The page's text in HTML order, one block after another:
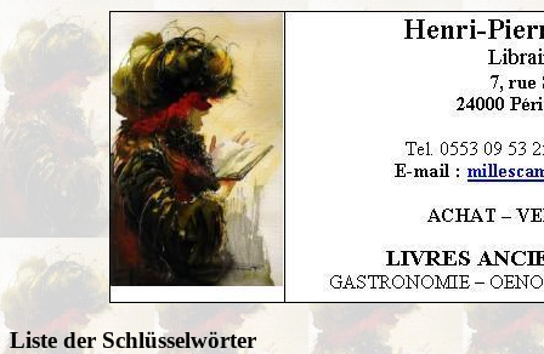
Liste der Schlüsselwörter